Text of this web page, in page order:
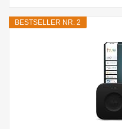
BESTSELLER NR. 2